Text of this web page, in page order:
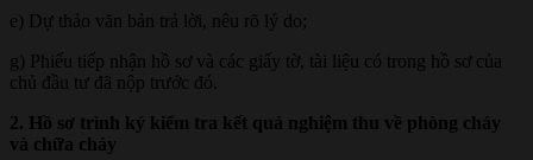
e) Dự thảo văn bản trả lời, nêu rõ lý do;
g) Phiếu tiếp nhận hồ sơ và các giấy tờ, tài liệu có trong hồ sơ của
chủ đầu tư đã nộp trước đó.
2. Hồ sơ trình ký kiểm tra kết quả nghiệm thu về phòng cháy
và chữa cháy